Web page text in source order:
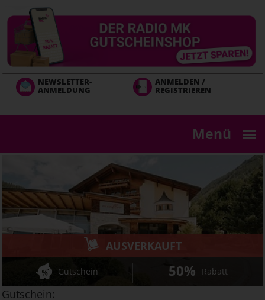
zum
Inhalt
NEWSLETTER-
ANMELDUNG
ANMELDEN /
REGISTRIEREN
Menü
AUSVERKAUFT
Gutschein 50% Rabatt
Gutschein: